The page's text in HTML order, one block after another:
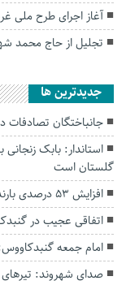
آغاز اجرای طرح ملی
تجلیل از حاج محمد
جديدترين ها
جانباختگان تصادفات
گلستان است
افزایش ۵۳ درصدی بارندگی‌ها در گلستان
اتفاقی عجیب در‌
امام جمعه
صدای شهروند: